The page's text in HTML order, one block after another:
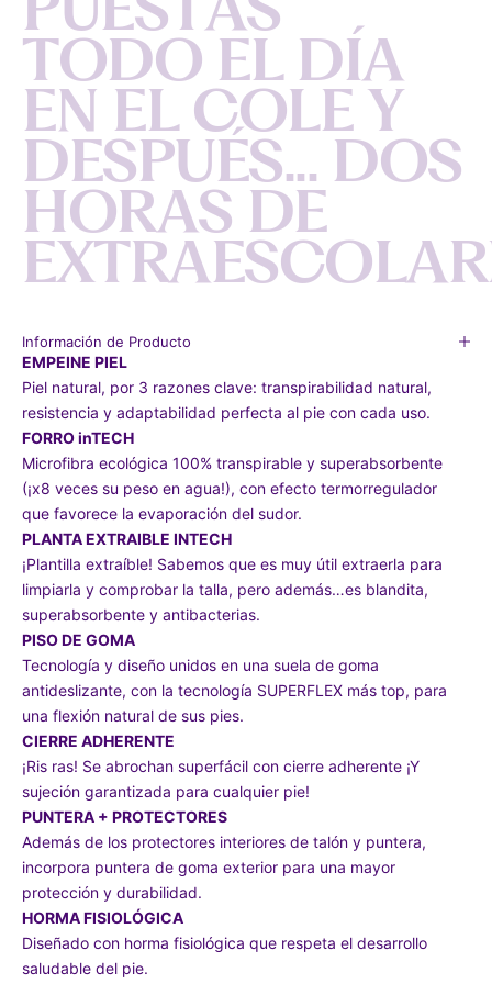
TODO EL DÍA
EN EL COLE Y
DESPUÉS... DOS
HORAS DE
EXTRAESCOLAR
Información de Producto
EMPEINE PIEL
Piel natural, por 3 razones clave: transpirabilidad natural,
resistencia y adaptabilidad perfecta al pie con cada uso.
FORRO inTECH
Microfibra ecológica 100% transpirable y superabsorbente
(¡x8 veces su peso en agua!), con efecto termorregulador
que favorece la evaporación del sudor.
PLANTA EXTRAIBLE INTECH
¡Plantilla extraíble! Sabemos que es muy útil extraerla para
limpiarla y comprobar la talla, pero además…es blandita,
superabsorbente y antibacterias.
PISO DE GOMA
Tecnología y diseño unidos en una suela de goma
antideslizante, con la tecnología SUPERFLEX más top, para
una flexión natural de sus pies.
CIERRE ADHERENTE
¡Ris ras! Se abrochan superfácil con cierre adherente ¡Y
sujeción garantizada para cualquier pie!
PUNTERA + PROTECTORES
Además de los protectores interiores de talón y puntera,
incorpora puntera de goma exterior para una mayor
protección y durabilidad.
HORMA FISIOLÓGICA
Diseñado con horma fisiológica que respeta el desarrollo
saludable del pie.